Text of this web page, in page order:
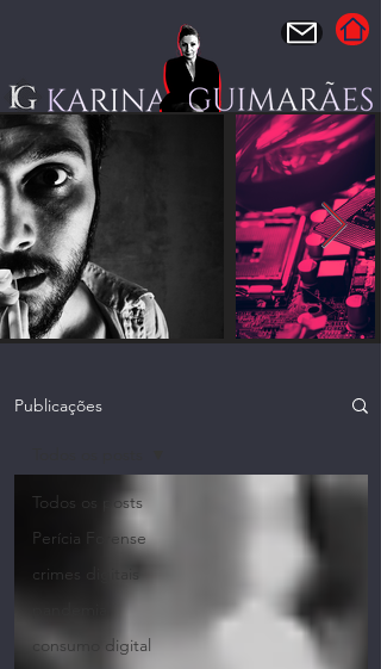
Publicações
Todos os posts
Perícia Forense
crimes digitais
consumo digital